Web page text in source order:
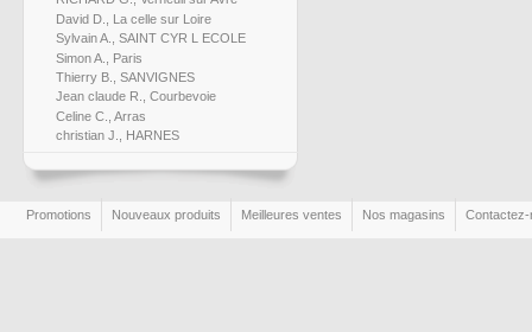
David D., La celle sur Loire
Sylvain A., SAINT CYR L ECOLE
Simon A., Paris
Thierry B., SANVIGNES
Jean claude R., Courbevoie
Celine C., Arras
christian J., HARNES
Promotions Nouveaux produits Meilleures ventes Nos magasins Contactez-